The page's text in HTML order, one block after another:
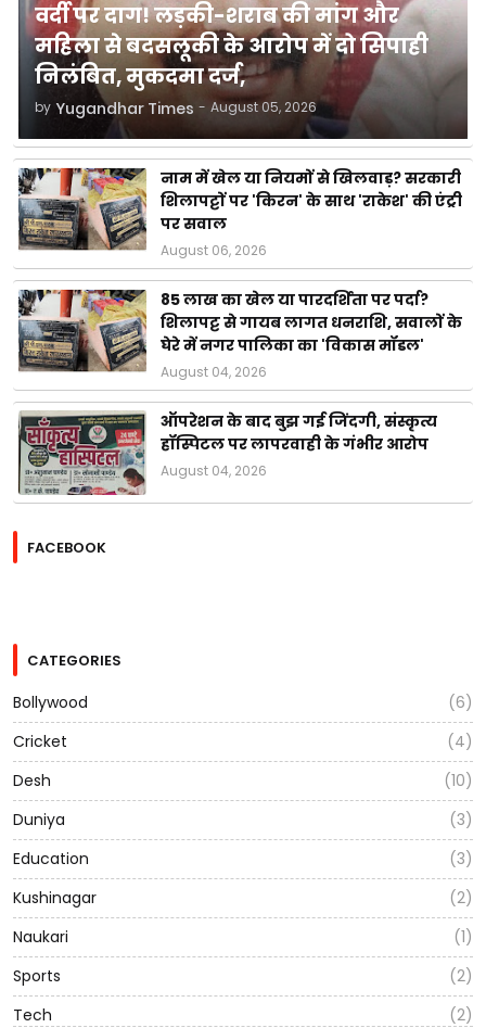
वर्दी पर दाग! लड़की-शराब की मांग और
महिला से बदसलूकी के आरोप में दो सिपाही
निलंबित, मुकदमा दर्ज,
by Yugandhar Times - August 05, 2026
नाम में खेल या नियमों से खिलवाड़? सरकारी
शिलापट्टों पर 'किरन' के साथ 'राकेश' की एंट्री
पर सवाल
August 06, 2026
85 लाख का खेल या पारदर्शिता पर पर्दा?
शिलापट्ट से गायब लागत धनराशि, सवालों के
घेरे में नगर पालिका का 'विकास मॉडल'
August 04, 2026
ऑपरेशन के बाद बुझ गई जिंदगी, संस्कृत्य
हॉस्पिटल पर लापरवाही के गंभीर आरोप
August 04, 2026
FACEBOOK
CATEGORIES
Bollywood
(6)
Cricket
(4)
Desh
(10)
Duniya
(3)
Education
(3)
Kushinagar
(2)
Naukari
(1)
Sports
(2)
Tech
(2)